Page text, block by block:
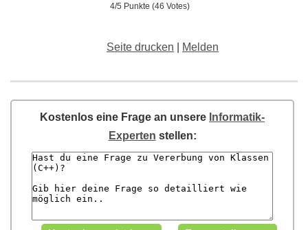
4/5 Punkte (46 Votes)
Seite drucken Melden
Kostenlos eine Frage an unsere Informatik-
Experten stellen: